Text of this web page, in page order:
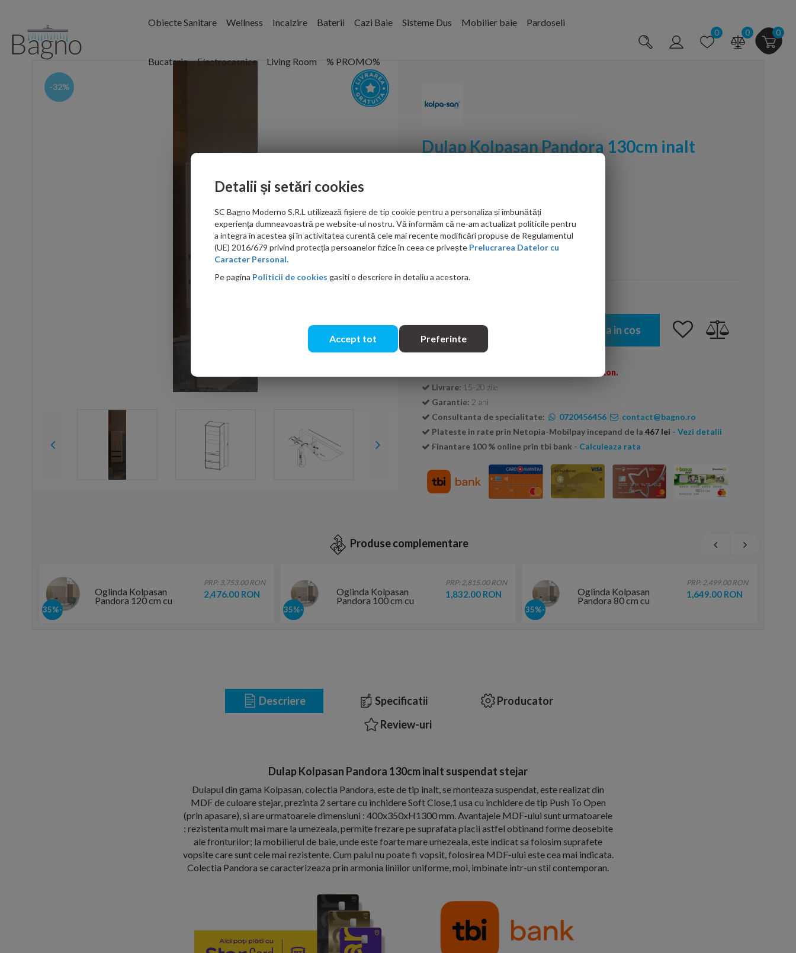
Obiecte Sanitare Wellness Incalzire Baterii Cazi Baie Sisteme Dus Mobilier baie Pardoseli
Bucatarie Electrocasnice Living Room % PROMO%
0 0 0
-32%
Dulap Kolpasan Pandora 130cm inalt
PRP: 4,109.00 RON
2,799.00 RON
Adauga in cos
Transport GRATUIT la comenzi peste 600 Ron.
Livrare: 15-20 zile
Garantie: 2 ani
Consultanta de specialitate:
0720456456
contact@bagno.ro
Plateste in rate prin Netopia-Mobilpay incepand de la 467 lei - Vezi detalii
Finantare 100 % online prin tbi bank - Calculeaza rata
Produse complementare
-35%
Oglinda Kolpasan
Pandora 80 cm cu
PRP: 2,499.00 RON
1,649.00 RON
-35%
Oglinda Kolpasan
Pandora 100 cm cu
PRP: 2,815.00 RON
1,832.00 RON
-35%
Oglinda Kolpasan
Pandora 120 cm cu
PRP: 3,753.00 RON
2,476.00 RON
Descriere Specificatii
Producator
Review-uri
Dulap Kolpasan Pandora 130cm inalt suspendat stejar
Dulapul din gama Kolpasan, colectia Pandora, este de tip inalt, se monteaza suspendat, este realizat din
MDF de culoare stejar, prezinta 2 sertare cu inchidere Soft Close,1 usa cu inchidere de tip Push To Open
(prin apasare), si are urmatoarele dimensiuni : 400x350xH1300 mm. Avantajele MDF-ului sunt urmatoarele
: rezistenta mult mai mare la umezeala, permite frezare pe suprafata placii astfel obtinand forme deosebite
ale fronturilor; la mobilierul de baie, unde este foarte mare umezeala, este indicat sa folosim suprafete
vopsite care sunt cele mai rezistente. Cum palul nu poate fi vopsit, folosirea MDF-ului este cea mai indicata.
Colectia Pandora se caracterizeaza prin armonia liniilor uniforme, moi, imbinate intr-un stil contemporan.
Detalii și setări cookies
SC Bagno Moderno S.R.L utilizează fișiere de tip cookie pentru a personaliza și îmbunătăți
experiența dumneavoastră pe website-ul nostru. Vă informăm că ne-am actualizat politicile pentru
a integra în acestea și în activitatea curentă cele mai recente modificări propuse de Regulamentul
(UE) 2016/679 privind protecția persoanelor fizice în ceea ce privește Prelucrarea Datelor cu
Caracter Personal.
Pe pagina Politicii de cookies gasiti o descriere in detaliu a acestora.
Accept tot Preferinte